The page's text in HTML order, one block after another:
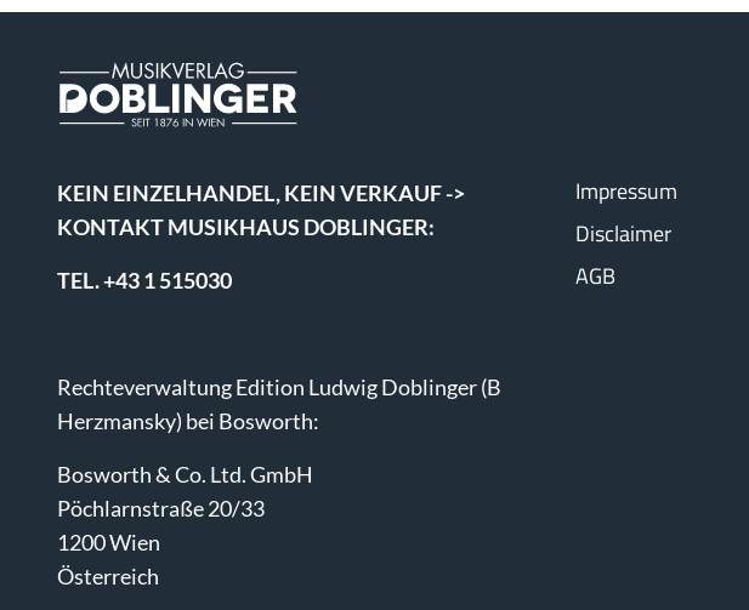
KEIN EINZELHANDEL, KEIN VERKAUF ->
KONTAKT MUSIKHAUS DOBLINGER:
TEL. +43 1 515030
Rechteverwaltung Edition Ludwig Doblinger (B
Herzmansky) bei Bosworth:
Bosworth & Co. Ltd. GmbH
Pöchlarnstraße 20/33
1200 Wien
Österreich
Impressum
Disclaimer
AGB